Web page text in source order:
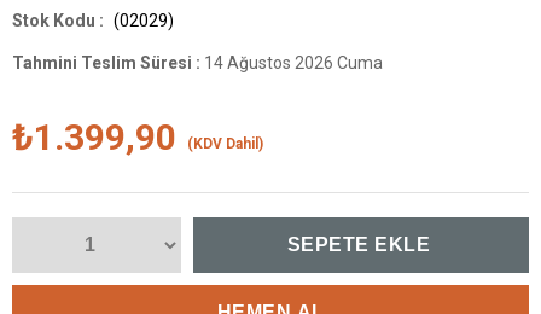
(02029)
Tahmini Teslim Süresi : 14 Ağustos 2026 Cuma
₺1.399,90 (KDV Dahil)